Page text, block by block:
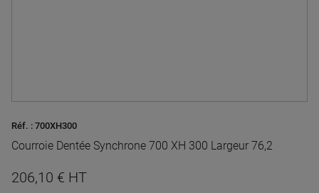
Réf. : 700XH300
Courroie Dentée Synchrone 700 XH 300 Largeur 76,2
206,10 € HT